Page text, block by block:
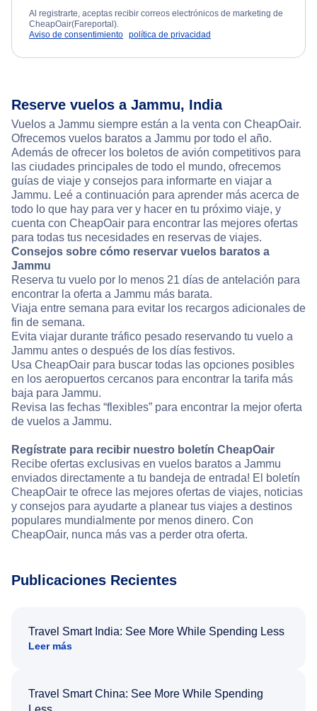
Al registrarte, aceptas recibir correos electrónicos de marketing de
CheapOair(Fareportal).
Aviso de consentimiento política de privacidad
Reserve vuelos a Jammu, India
Vuelos a Jammu siempre están a la venta con CheapOair.
Ofrecemos vuelos baratos a Jammu por todo el año.
Además de ofrecer los boletos de avión competitivos para
las ciudades principales de todo el mundo, ofrecemos
guías de viaje y consejos para informarte en viajar a
Jammu. Leé a continuación para aprender más acerca de
todo lo que hay para ver y hacer en tu próximo viaje, y
cuenta con CheapOair para encontrar las mejores ofertas
para todas tus necesidades en reservas de viajes.
Consejos sobre cómo reservar vuelos baratos a
Jammu
Reserva tu vuelo por lo menos 21 días de antelación para
encontrar la oferta a Jammu más barata.
Viaja entre semana para evitar los recargos adicionales de
fin de semana.
Evita viajar durante tráfico pesado reservando tu vuelo a
Jammu antes o después de los días festivos.
Usa CheapOair para buscar todas las opciones posibles
en los aeropuertos cercanos para encontrar la tarifa más
baja para Jammu.
Revisa las fechas “flexibles” para encontrar la mejor oferta
de vuelos a Jammu.
Regístrate para recibir nuestro boletín CheapOair
Recibe ofertas exclusivas en vuelos baratos a Jammu
enviados directamente a tu bandeja de entrada! El boletín
CheapOair te ofrece las mejores ofertas de viajes, noticias
y consejos para ayudarte a planear tus viajes a destinos
populares mundialmente por menos dinero. Con
CheapOair, nunca más vas a perder otra oferta.
Publicaciones Recientes
Travel Smart India: See More While Spending Less
Leer más
Travel Smart China: See More While Spending